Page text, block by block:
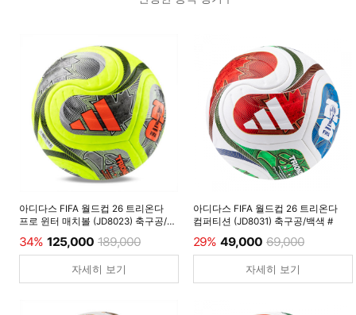
아디다스 FIFA 월드컵 26 트리온다
프로 윈터 매치볼 (JD8023) 축구공/
34% 125,000 189,000
자세히 보기
아디다스 FIFA 월드컵 26 트리온다
컴퍼티션 (JD8031) 축구공/백색 #
29% 49,000 69,000
자세히 보기